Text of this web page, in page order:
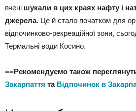
вчені шукали в цих краях нафту і
джерела. Це й стало початком для
відпочинково-рекреаційної зони,
Термальні води Косино.
==Рекомендуємо також
Закарпаття та Відпочинок в